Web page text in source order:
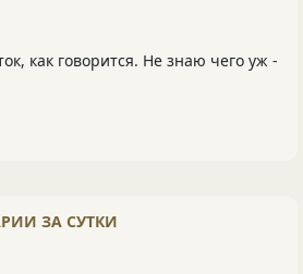
как говорится. Не знаю чего уж -
ЗА СУТКИ